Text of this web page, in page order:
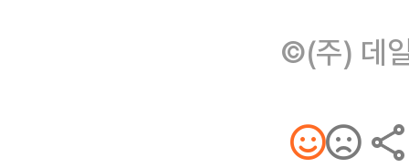
©(주) 데